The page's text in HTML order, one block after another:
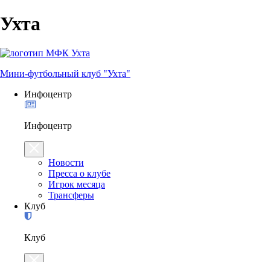
Ухта
Мини-футбольный клуб "Ухта"
Инфоцентр
Инфоцентр
Новости
Пресса о клубе
Игрок месяца
Трансферы
Клуб
Клуб